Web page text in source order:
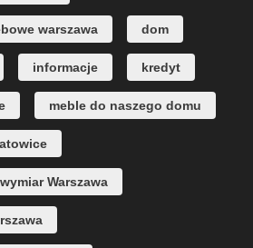
warszawa dom
informacje kredyt
meble do naszego domu
Warszawa